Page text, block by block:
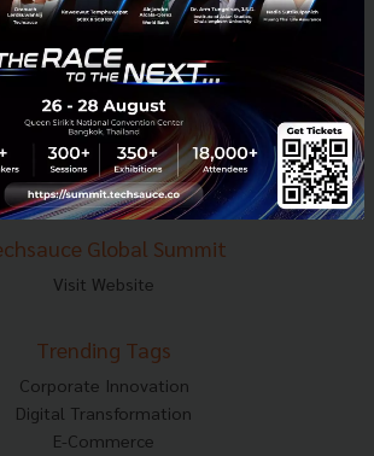
Techsauce Media
About Techsauce
Techsauce Services
Privacy Policy
ส่งบทความ
Global Summit
Visit Website
Trending Tags
Corporate Innovation
Digital Transformation
E-Commerce